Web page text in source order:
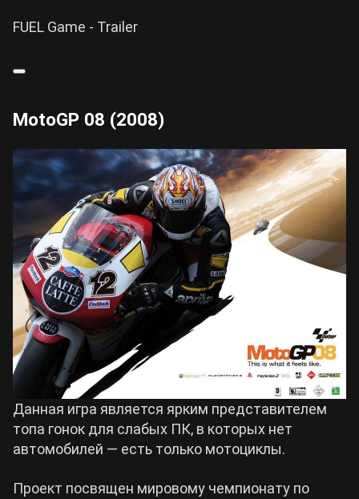
FUEL Game - Trailer
MotoGP 08 (2008)
Данная игра является ярким представителем
топа гонок для слабых ПК, в которых нет
автомобилей — есть только мотоциклы.
Проект посвящен мировому чемпионату по